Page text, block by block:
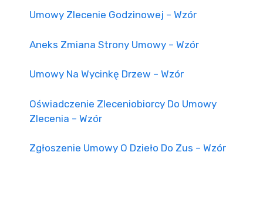
Umowy Zlecenie Godzinowej – Wzór
Aneks Zmiana Strony Umowy – Wzór
Umowy Na Wycinkę Drzew – Wzór
Oświadczenie Zleceniobiorcy Do Umowy
Zlecenia – Wzór
Zgłoszenie Umowy O Dzieło Do Zus – Wzór